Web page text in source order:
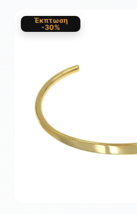
Έκπτωση
-30%